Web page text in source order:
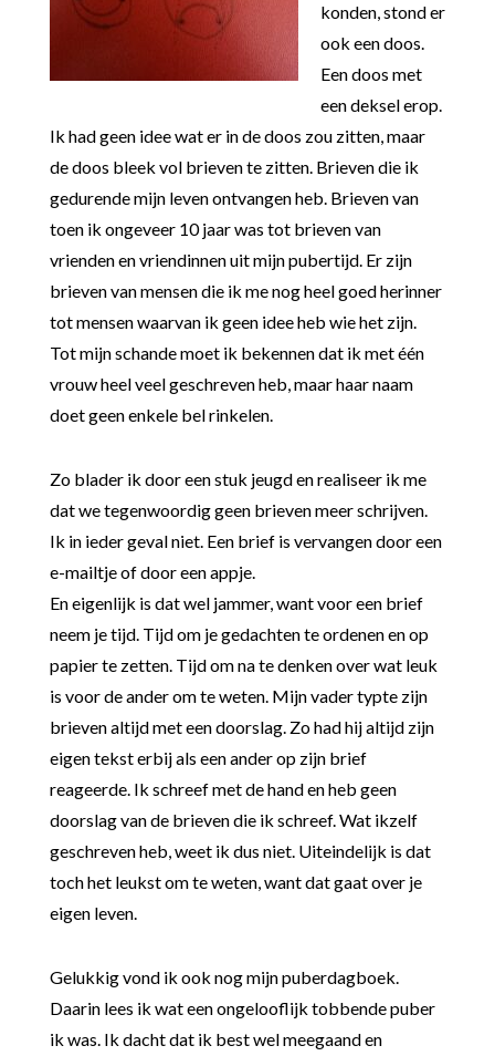
konden, stond er
ook een doos.
Een doos met
een deksel erop.
Ik had geen idee wat er in de doos zou zitten, maar
de doos bleek vol brieven te zitten. Brieven die ik
gedurende mijn leven ontvangen heb. Brieven van
toen ik ongeveer 10 jaar was tot brieven van
vrienden en vriendinnen uit mijn pubertijd. Er zijn
brieven van mensen die ik me nog heel goed herinner
tot mensen waarvan ik geen idee heb wie het zijn.
Tot mijn schande moet ik bekennen dat ik met één
vrouw heel veel geschreven heb, maar haar naam
doet geen enkele bel rinkelen.
Zo blader ik door een stuk jeugd en realiseer ik me
dat we tegenwoordig geen brieven meer schrijven.
Ik in ieder geval niet. Een brief is vervangen door een
e-mailtje of door een appje.
En eigenlijk is dat wel jammer, want voor een brief
neem je tijd. Tijd om je gedachten te ordenen en op
papier te zetten. Tijd om na te denken over wat leuk
is voor de ander om te weten. Mijn vader typte zijn
brieven altijd met een doorslag. Zo had hij altijd zijn
eigen tekst erbij als een ander op zijn brief
reageerde. Ik schreef met de hand en heb geen
doorslag van de brieven die ik schreef. Wat ikzelf
geschreven heb, weet ik dus niet. Uiteindelijk is dat
toch het leukst om te weten, want dat gaat over je
eigen leven.
Gelukkig vond ik ook nog mijn puberdagboek.
Daarin lees ik wat een ongelooflijk tobbende puber
ik was. Ik dacht dat ik best wel meegaand en